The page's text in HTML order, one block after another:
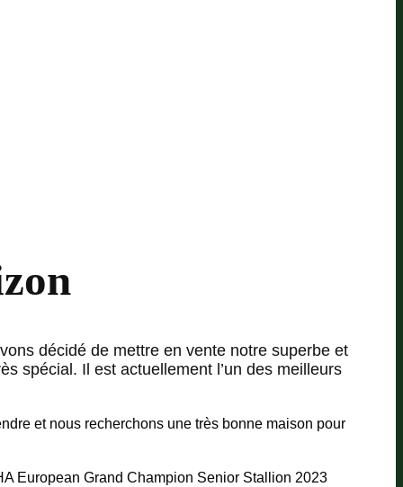
décidé de mettre en vente notre superbe et
spécial. Il est actuellement l’un des meilleurs
et nous recherchons une très bonne maison pour
European Grand Champion Senior Stallion 2023